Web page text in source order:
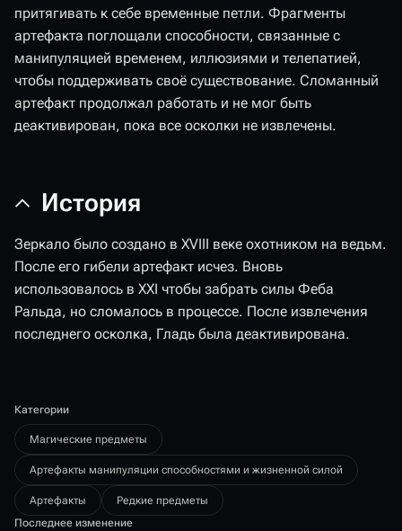
притягивать к себе временные петли. Фрагменты
артефакта поглощали способности, связанные с
манипуляцией временем, иллюзиями и телепатией,
чтобы поддерживать своё существование. Сломанный
артефакт продолжал работать и не мог быть
деактивирован, пока все осколки не извлечены.
История
Зеркало было создано в XVIII веке охотником на ведьм.
После его гибели артефакт исчез. Вновь
использовалось в XXI чтобы забрать силы Феба
Ральда, но сломалось в процессе. После извлечения
последнего осколка, Гладь была деактивирована.
Категории
Магические предметы
Артефакты манипуляции способностями и жизненной силой
Артефакты
Редкие предметы
Последнее изменение